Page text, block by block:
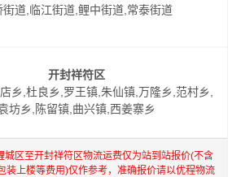
街道,临江街道,鲤中街道,常泰街道
开封祥符区
乡,杜良乡,罗王镇,朱仙镇,万隆乡,范村乡,
坊乡,陈留镇,曲兴镇,西姜寨乡
城区至开封祥符区物流运费仅为站到站报价(不含
装上楼等费用)仅作参考，准确报价请以优程物流